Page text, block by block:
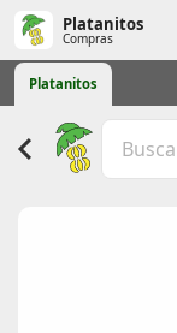
Platanitos
Compras
Platanitos